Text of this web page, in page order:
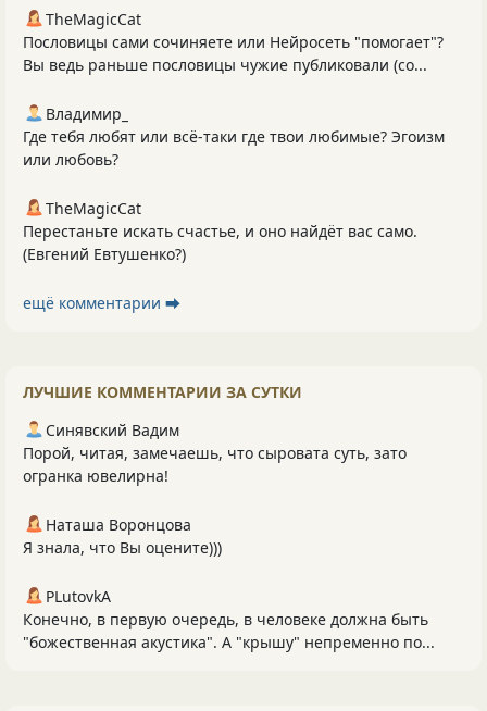
TheMagicCat
Пословицы сами сочиняете или Нейросеть "помогает"?
Вы ведь раньше пословицы чужие публиковали (со...
Владимир_
Где тебя любят или всё-таки где твои любимые? Эгоизм
или любовь?
TheMagicCat
Перестаньте искать счастье, и оно найдёт вас само.
(Евгений Евтушенко?)
ещё комментарии ⮕
ЛУЧШИЕ КОММЕНТАРИИ ЗА СУТКИ
Синявский Вадим
Порой, читая, замечаешь, что сыровата суть, зато
огранка ювелирна!
Наташа Воронцова
Я знала, что Вы оцените)))
PLutоvkА
Конечно, в первую очередь, в человеке должна быть
"божественная акустика". А "крышу" непременно по...